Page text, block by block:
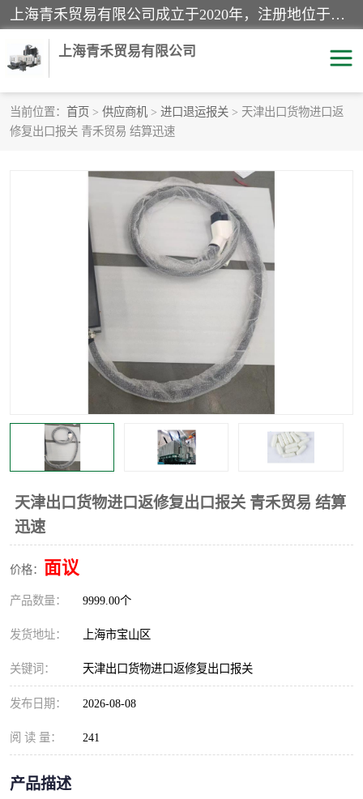
上海青禾贸易有限公司成立于2020年，注册地位于上海市宝山区。经营范围包括：机械设备、五金制品、劳防用品、电子产品、塑胶制品、家具、模具、纺织品、仪器仪表、建筑材料、装饰材料、化工产品、金属制品、机车配件等货物进出口报关、清关服务。
上海青禾贸易有限公司
当前位置： 首页 > 供应商机 > 进口退运报关 > 天津出口货物进口返
修复出口报关 青禾贸易 结算迅速
天津出口货物进口返修复出口报关 青禾贸易 结算
迅速
价格： 面议
产品数量： 9999.00个
发货地址： 上海市宝山区
关键词： 天津出口货物进口返修复出口报关
发布日期： 2026-08-08
阅 读 量： 241
产品描述
酒类饮料报关
进口退运报关 服装进口清关
进口杂货清关
家用电器报关 机床进口清关
国际灯具清关